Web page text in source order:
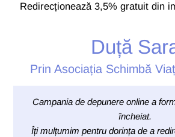
Redirecționează 3,5% gratuit din
Duță
Prin Asociația Schimbă
Campania de depunere online a
încheiat.
Îți mulțumim pentru dorința de a